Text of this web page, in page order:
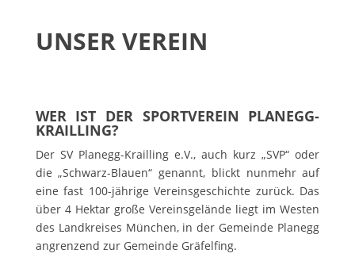
UNSER VEREIN
WER IST DER SPORTVEREIN PLANEGG-
KRAILLING?
Der SV Planegg-Krailling e.V., auch kurz „SVP“ oder
die „Schwarz-Blauen“ genannt, blickt nunmehr auf
eine fast 100-jährige Vereinsgeschichte zurück. Das
über 4 Hektar große Vereinsgelände liegt im Westen
des Landkreises München, in der Gemeinde Planegg
angrenzend zur Gemeinde Gräfelfing.